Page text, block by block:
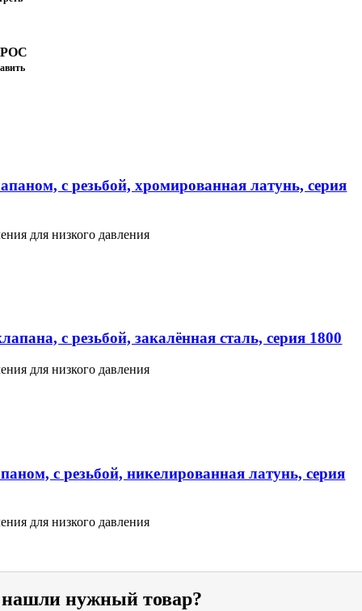
с резьбой, хромированная латунь, серия
для низкого давления
с резьбой, закалённая сталь, серия 1800
для низкого давления
с резьбой, никелированная латунь, серия
для низкого давления
нужный товар?